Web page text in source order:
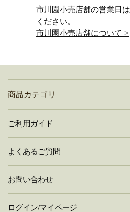
市川園小売店舗の営業日は
ください。
市川園小売店舗について >
商品カテゴリ
ご利用ガイド
よくあるご質問
お問い合わせ
ログイン/マイページ